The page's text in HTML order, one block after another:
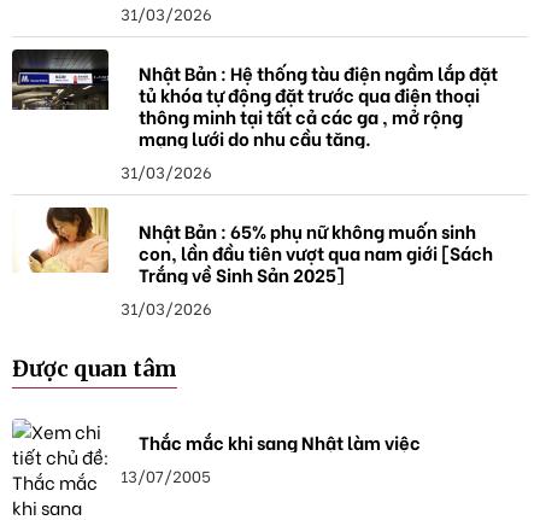
31/03/2026
Nhật Bản : Hệ thống tàu điện ngầm lắp đặt
tủ khóa tự động đặt trước qua điện thoại
thông minh tại tất cả các ga , mở rộng
mạng lưới do nhu cầu tăng.
31/03/2026
Nhật Bản : 65% phụ nữ không muốn sinh
con, lần đầu tiên vượt qua nam giới [Sách
Trắng về Sinh Sản 2025]
31/03/2026
Được quan tâm
Thắc mắc khi sang Nhật làm việc
13/07/2005